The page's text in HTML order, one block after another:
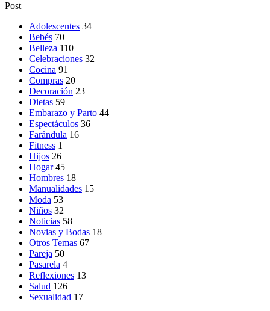
Post
Adolescentes 34
Bebés 70
Belleza 110
Celebraciones 32
Cocina 91
Compras 20
Decoración 23
Dietas 59
Embarazo y Parto 44
Espectáculos 36
Farándula 16
Fitness 1
Hijos 26
Hogar 45
Hombres 18
Manualidades 15
Moda 53
Niños 32
Noticias 58
Novias y Bodas 18
Otros Temas 67
Pareja 50
Pasarela 4
Reflexiones 13
Salud 126
Sexualidad 17